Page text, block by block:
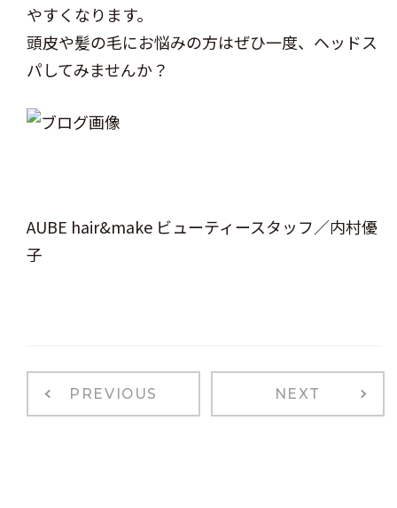
やすくなります。
頭皮や髪の毛にお悩みの方はぜひ一度、ヘッドス
パしてみませんか？
AUBE hair&make ビューティースタッフ／内村優
子
PREVIOUS NEXT